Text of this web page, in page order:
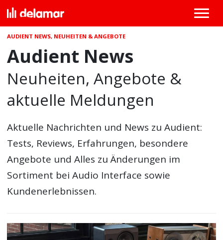
AUDIENT NEWS, NEUHEITEN & ANGEBOTE
Audient News
Neuheiten, Angebote &
aktuelle Meldungen
Aktuelle Nachrichten und News zu Audient:
Tests, Reviews, Erfahrungen, besondere
Angebote und Alles zu Änderungen im
Sortiment bei Audio Interface sowie
Kundenerlebnissen.